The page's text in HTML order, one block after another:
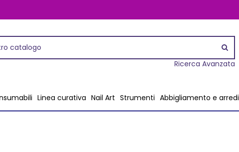
Ricerca Avanzata
Linea curativa Nail Art Strumenti Abbigliamento e arredi